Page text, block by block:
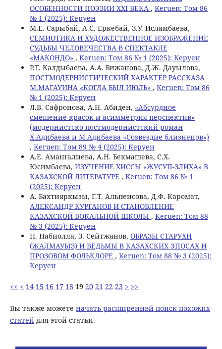
ОСОБЕННОСТИ ПОЭЗИИ XXI ВЕКА , Keruen: Том 86
№ 1 (2025): Керуен
M.E. Сарыбай, А.С. Еркебай, З.У. Исламбаева,
СЕМИОТИКА И ХУДОЖЕСТВЕННОЕ ИЗОБРАЖЕНИЕ
СУДЬБЫ ЧЕЛОВЕЧЕСТВА В СПЕКТАКЛЕ
«МАКОНДО» , Keruen: Том 86 № 1 (2025): Керуен
Р.Т. Калдыбаева, A.A. Бижанова, Д.Ж. Дауылова,
ПОСТМОДЕРНИСТИЧЕСКИЙ ХАРАКТЕР РАССКАЗА
М.МАГАУИНА «КОГДА БЫЛ ИЮЛЬ» , Keruen: Том 86
№ 1 (2025): Керуен
Л.В. Сафронова, А.Н. Абиден, «Абсурдное
смешение красок и асимметрия перспектив»
(модернистско-постмодернистский роман
Х.Адибаева и М.Адибаева «Созвездие близнецов»)
, Keruen: Том 89 № 4 (2025): Керуен
А.Е. Амангалиева, А.Н. Бекмашева, С.Х.
Юсимбаева, ИЗУЧЕНИЕ ХИССЫ «ЖУСУП-ЗЛИХА» В
КАЗАХСКОЙ ЛИТЕРАТУРЕ , Keruen: Том 86 № 1
(2025): Керуен
А. Бахтияркызы, Г.Т. Альпеисова, Д.Ф. Каромат,
АЛЕКСАНДР КУРГАНОВ И СТАНОВЛЕНИЕ
КАЗАХСКОЙ ВОКАЛЬНОЙ ШКОЛЫ , Keruen: Том 88
№ 3 (2025): Керуен
Н. Набиолла, З. Сейтжанов, ОБРАЗЫ СТАРУХИ
(ЖАЛМАУЫЗ) И ВЕДЬМЫ В КАЗАХСКИХ ЭПОСАХ И
ПРОЗОВОМ ФОЛЬКЛОРЕ , Keruen: Том 88 № 3 (2025):
Керуен
<< < 14 15 16 17 18 19 20 21 22 23 > >>
Вы также можете начать расширеннвй поиск похожих
статейдля этой статьи.